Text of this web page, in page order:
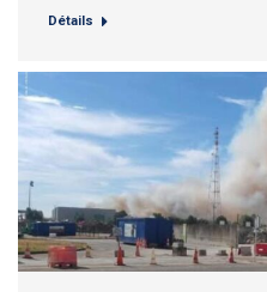
Détails